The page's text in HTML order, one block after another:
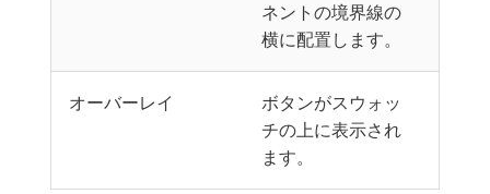
ネントの境界線の
横に配置します。
オーバーレイ
ボタンがスウォッ
チの上に表示され
ます。